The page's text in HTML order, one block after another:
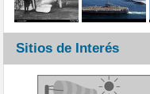
Sitios de Interés